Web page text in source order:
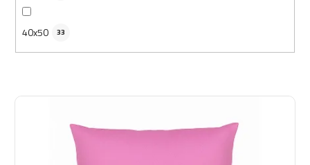
40x50 33
V